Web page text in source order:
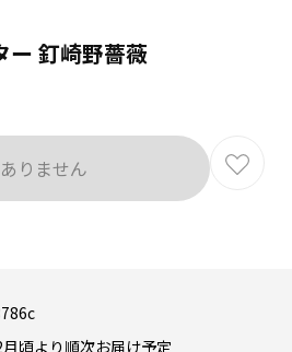
ー 釘崎野薔薇
頃より順次お届け予定
りません